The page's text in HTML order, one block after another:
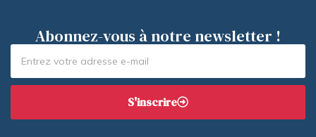
Abonnez-vous à notre newsletter !
S'inscrire